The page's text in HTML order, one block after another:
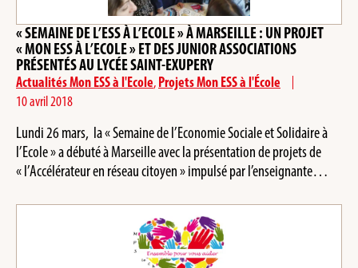
« SEMAINE DE L’ESS À L’ECOLE » À MARSEILLE : UN PROJET
« MON ESS À L’ECOLE » ET DES JUNIOR ASSOCIATIONS
PRÉSENTÉS AU LYCÉE SAINT-EXUPERY
Actualités Mon ESS à l'Ecole,Projets Mon ESS à l'École
10 avril 2018
Lundi 26 mars, la « Semaine de l’Economie Sociale et Solidaire à
l’Ecole » a débuté à Marseille avec la présentation de projets de
« l’Accélérateur en réseau citoyen » impulsé par l’enseignante…